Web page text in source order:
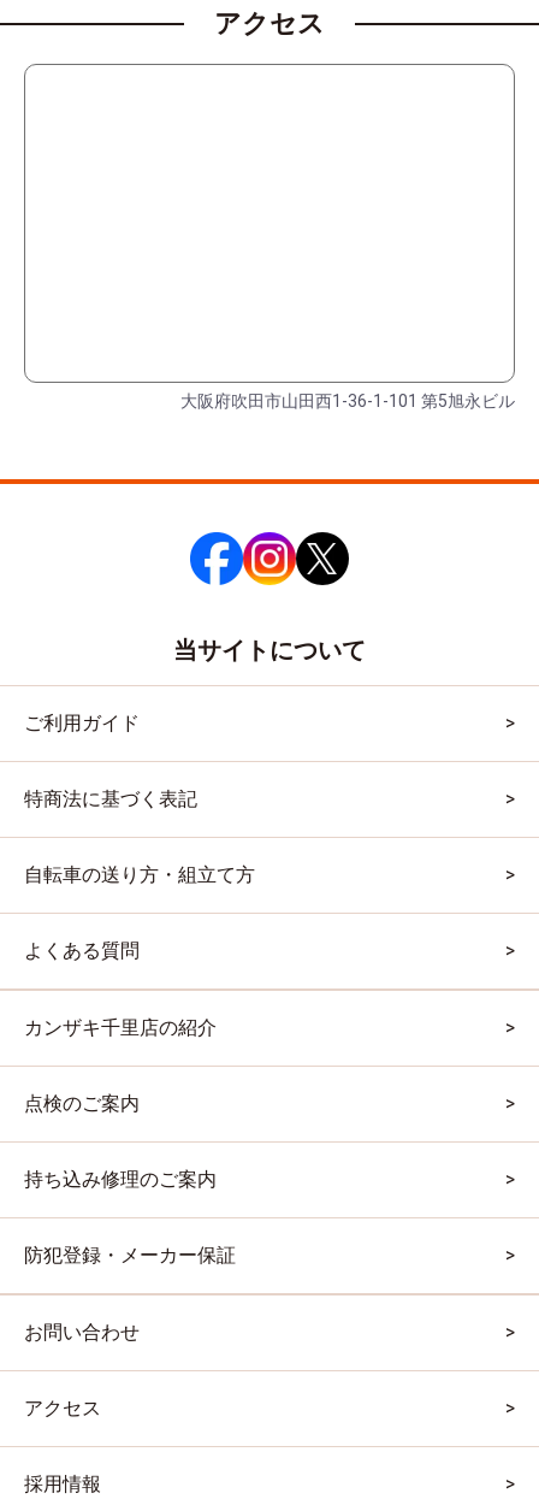
アクセス
大阪府吹田市山田西1-36-1-101 第5旭永ビル
当サイトについて
ご利用ガイド
特商法に基づく表記
自転車の送り方・組立て方
よくある質問
カンザキ千里店の紹介
点検のご案内
持ち込み修理のご案内
防犯登録・メーカー保証
お問い合わせ
アクセス
採用情報